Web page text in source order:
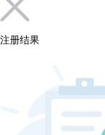
注册结果